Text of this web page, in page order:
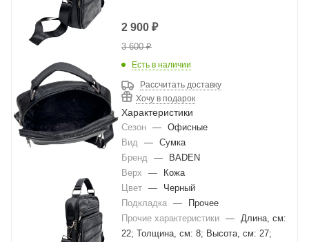
2 900 ₽
3 600₽
Есть в наличии
Рассчитать доставку
Хочу в подарок
Характеристики
Сезон —
Офисные
Вид
—
Сумка
Бренд
—
BADEN
Верх
—
Кожа
Цвет
—
Черный
Подкладка
—
Прочее
Прочие характеристики
—
Длина, см:
22; Толщина, см: 8; Высота, см: 27;